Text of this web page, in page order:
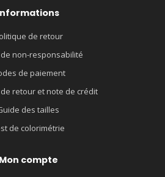
de retour
non-responsabilité
de paiement
retour et note de crédit
des tailles
de colorimétrie
Mon compte